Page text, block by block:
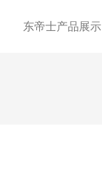
东帝士产品展示